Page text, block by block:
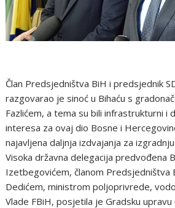
Član Predsjedništva BiH i predsjednik
razgovarao je sinoć u Bihaću s
Fazlićem, a tema su bili infrastrukturni i
interesa za ovaj dio Bosne i
najavljena daljnja izdvajanja za
Visoka državna delegacija predvođena
Izetbegovićem, članom Predsjedništva
Dedićem, ministrom poljoprivrede,
Vlade FBiH, posjetila je Gradsku upravu